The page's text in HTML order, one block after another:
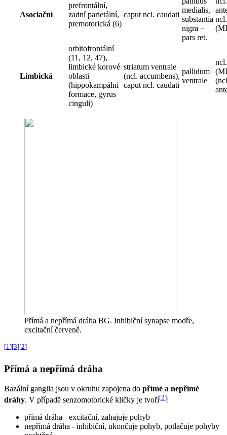
Asociační
prefrontální,
zadní parietální,
premotorická (6)
caput ncl. caudati
medialis,
substantia
nigra −
pars ret.
Limbická
orbitofrontální
(11, 12, 47),
limbické korové
oblasti
(hippokampální
formace, gyrus
cinguli)
striatum ventrale
(ncl. accumbens),
caput ncl. caudati
pallidum
ventrale
Přímá a nepřímá dráha BG. Inhibiční synapse modře,
excitační červeně.
[1][3][2]
Přímá a nepřímá dráha
Bazální ganglia jsou v okruhu zapojena do přímé a nepřímé
dráhy. V případě senzomotorické kličky je tvoří[2]:
přímá dráha - excitační, zahajuje pohyb
nepřímá dráha - inhibiční, ukončuje pohyb, potlačuje pohyby